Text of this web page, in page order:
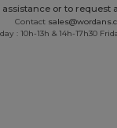
assistance or to request
Contact
: 10h-13h & 14h-17h30